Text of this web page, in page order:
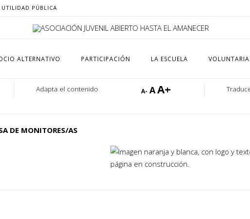
UTILIDAD PÚBLICA
ALTERNATIVO PARTICIPACIÓN LA ESCUELA
Adapta el contenido A- AA+
DE MONITORES/AS